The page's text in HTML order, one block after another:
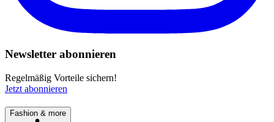
Newsletter abonnieren
Regelmäßig Vorteile sichern!
Jetzt abonnieren
Fashion & more